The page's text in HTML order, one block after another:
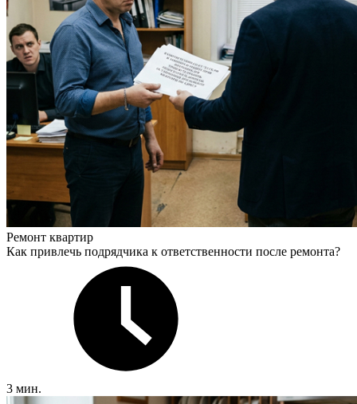
Ремонт квартир
Как привлечь подрядчика к ответственности после ремонта?
3 мин.